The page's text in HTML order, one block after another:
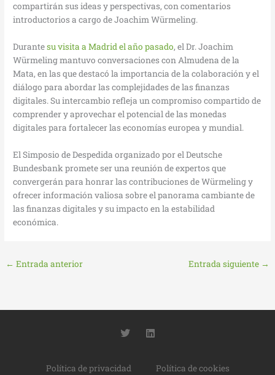
compartirán sus ideas y perspectivas, con comentarios
introductorios a cargo de Joachim Würmeling.
Durantesu visita a Madrid el año pasado, el Dr. Joachim
Würmeling mantuvo conversaciones con Almudena de la
Mata, en las que destacó la importancia de la colaboración y el
diálogo para abordar las complejidades de las finanzas
digitales. Su intercambio refleja un compromiso compartido de
comprender y aprovechar el potencial de las monedas
digitales para fortalecer las economías europea y mundial.
El Simposio de Despedida organizado por el Deutsche
Bundesbank promete ser una reunión de expertos que
convergerán para honrar las contribuciones de Würmeling y
ofrecer información valiosa sobre el panorama cambiante de
las finanzas digitales y su impacto en la estabilidad
económica.
← Entrada anterior Entrada siguiente →
T
t
L
i
Política de privacidad Política de cookies